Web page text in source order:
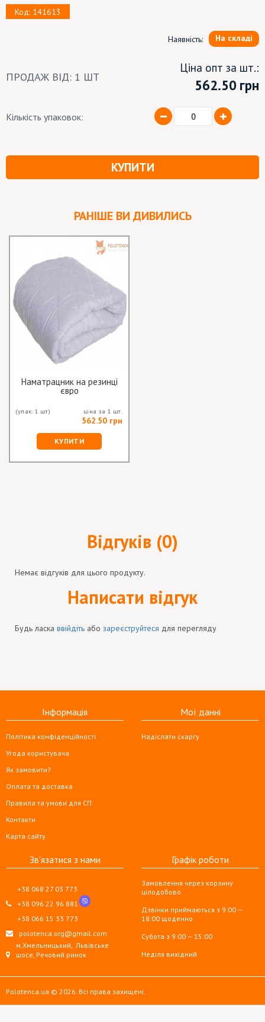
Код: 141613
Наявність: На складі
ПРОДАЖ ВІД: 1 ШТ
Ціна опт за шт.:
562.50 грн
Кількість упаковок:
КУПИТИ
РАНІШЕ ВИ ДИВИЛИСЬ
Наматрацник на резинці
євро
(упак. 1 шт) ціна за 1 шт.
562.50 грн
КУПИТИ
Відгуків (0)
Немає відгуків для цього продукту.
Написати відгук
Будь ласка ввійдіть або зареєструйтеся для перегляду
Інформація
Політика конфіденційності
Угода користувача
Як замовити?
Оплата та доставка
Правила та умови для СП
Контакти
Карта сайту
Мої данні
Надіслати скаргу
Зв'язатися з нами
+38 068 27 03 773
+38 096 22 96 881
+38 066 15 33 773
polotenca.org@gmail.com
м.Хмельницький, Львівське
шосе, Речовий ринок
Графік роботи
Замовлення через корзину
цілодобово
Дзвінки приймаються з 9:00 —
18:00 щоденно
Субота з 9:00 — 15:00
Неділя вихідний
Polotenca.ua © 2026. Всі права захищені.